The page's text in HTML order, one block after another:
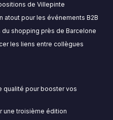
de Villepinte
atout pour les événements B2B
du shopping près de Barcelone
les liens entre collègues
qualité pour booster vos
une troisième édition